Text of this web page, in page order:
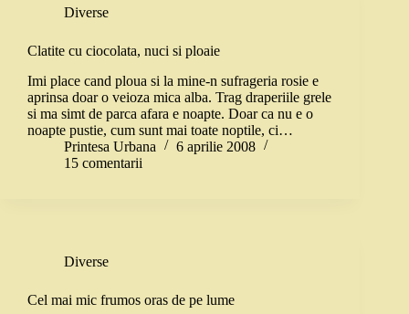
Diverse
Clatite cu ciocolata, nuci si ploaie
Imi place cand ploua si la mine-n sufrageria rosie e
aprinsa doar o veioza mica alba. Trag draperiile grele
si ma simt de parca afara e noapte. Doar ca nu e o
noapte pustie, cum sunt mai toate noptile, ci…
Printesa Urbana
6 aprilie 2008
15 comentarii
Diverse
Cel mai mic frumos oras de pe lume